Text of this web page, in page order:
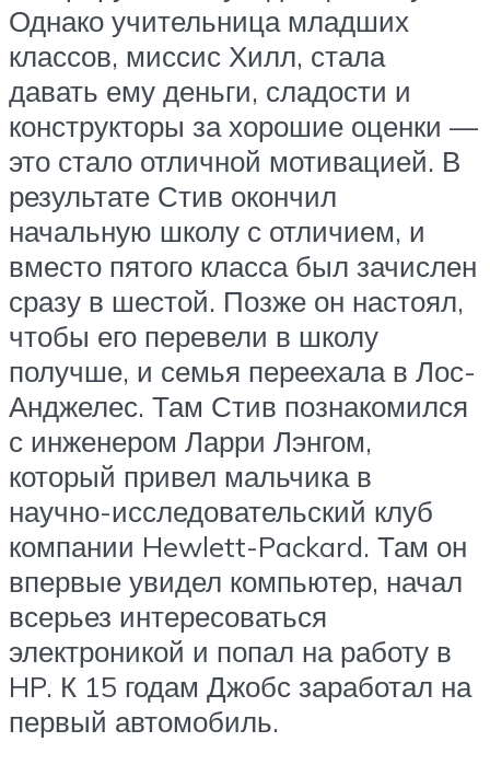
Однако учительница младших
классов, миссис Хилл, стала
давать ему деньги, сладости и
конструкторы за хорошие оценки —
это стало отличной мотивацией. В
результате Стив окончил
начальную школу с отличием, и
вместо пятого класса был зачислен
сразу в шестой. Позже он настоял,
чтобы его перевели в школу
получше, и семья переехала в Лос-
Анджелес. Там Стив познакомился
с инженером Ларри Лэнгом,
который привел мальчика в
научно-исследовательский клуб
компании Hewlett-Packard. Там он
впервые увидел компьютер, начал
всерьез интересоваться
электроникой и попал на работу в
HP. К 15 годам Джобс заработал на
первый автомобиль.